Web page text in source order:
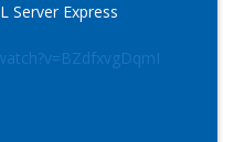
Server Express